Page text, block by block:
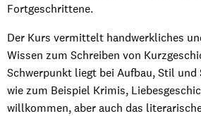
Fortgeschrittene.
Der Kurs vermittelt handwerkliches
Wissen zum Schreiben von
Schwerpunkt liegt bei Aufbau, Stil und
wie zum Beispiel Krimis,
willkommen, aber auch das